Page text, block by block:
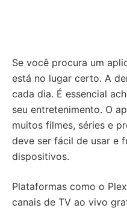
Se você procura um
está no lugar certo. A
cada dia. É essencial
seu entretenimento. O
muitos filmes, séries e
deve ser fácil de usar e
dispositivos.
Plataformas como o
canais de TV ao vivo